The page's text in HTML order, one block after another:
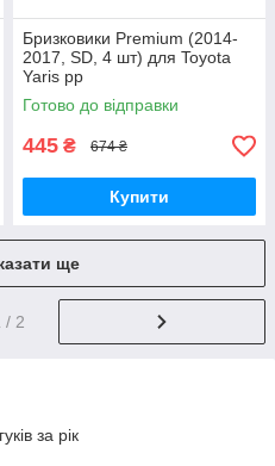
Бризковики Premium (2014-
2017, SD, 4 шт) для Toyota
Yaris рр
Готово до відправки
445 ₴ 674 ₴
Купити
ще
/ 2
за рік